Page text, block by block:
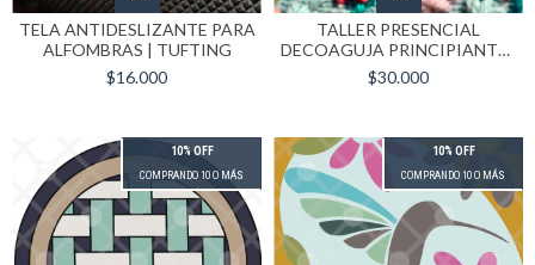
TELA ANTIDESLIZANTE PARA
ALFOMBRAS | TUFTING
$16.000
TALLER PRESENCIAL
DECOAGUJA PRINCIPIANTES
22-AGOSTO (SEÑA)
$30.000
10% OFF
COMPRANDO 10 O MÁS
10% OFF
COMPRANDO 10 O MÁS